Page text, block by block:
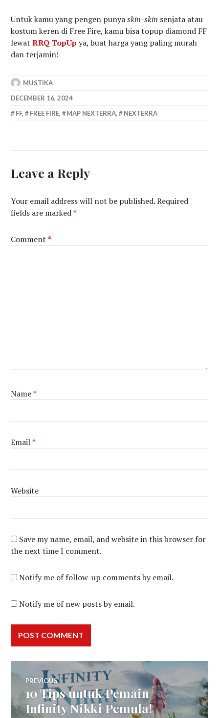
Untuk kamu yang pengen punyaskin-skin senjata atau
kostum keren di Free Fire, kamu bisa topup diamond FF
lewatRRQ TopUp ya, buat harga yang paling murah
dan terjamin!
MUSTIKA
DECEMBER 16, 2024
FF, FREE FIRE, MAP NEXTERRA, NEXTERRA
Leave a Reply
Your email address will not be published. Required
fields are marked*
Comment*
Name*
Email*
Website
Save my name, email, and website in this browser for
the next time I comment.
Notify me of follow-up comments by email.
Notify me of new posts by email.
Post
navigation
PREVIOUS
Previous
post:
10 Tips untuk Pemain
Infinity Nikki Pemula!